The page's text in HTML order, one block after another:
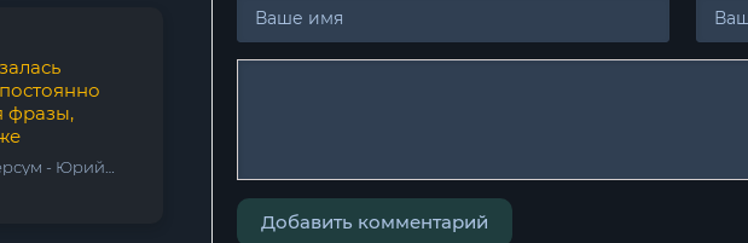
фразы,
Александр Тарарев
Добавить комментарий